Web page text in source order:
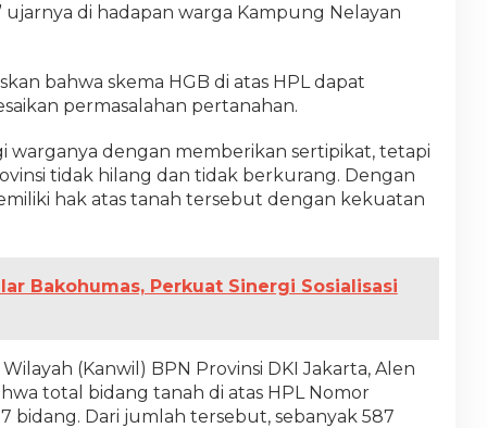
di hadapan warga Kampung Nelayan
bahwa skema HGB di atas HPL dapat
permasalahan pertanahan.
warganya dengan memberikan sertipikat, tetapi
tidak hilang dan tidak berkurang. Dengan
hak atas tanah tersebut dengan kekuatan
Bakohumas, Perkuat Sinergi Sosialisasi
(Kanwil) BPN Provinsi DKI Jakarta, Alen
total bidang tanah di atas HPL Nomor
bidang. Dari jumlah tersebut, sebanyak 587